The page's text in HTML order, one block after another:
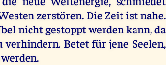
zerstören. Die Zeit ist nahe.
nicht gestoppt werden kann, da
verhindern. Betet für jene Seelen,